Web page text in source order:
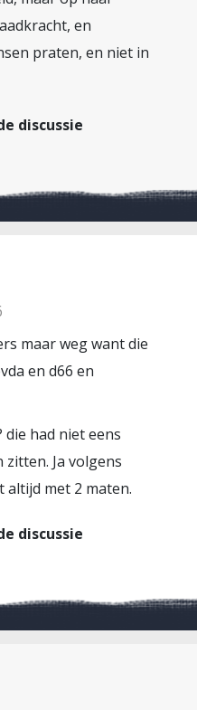
en
praten, en niet in
discussie
maar weg want die
en d66 en
die had niet eens
Ja volgens
altijd met 2 maten.
discussie